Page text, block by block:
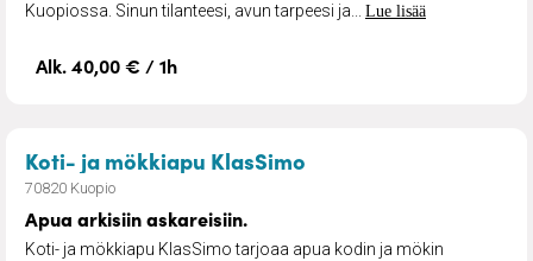
Kuopiossa. Sinun tilanteesi, avun tarpeesi ja... Lue lisää
Alk. 40,00 € / 1h
Koti- ja mökkiapu KlasSimo
70820 Kuopio
Apua arkisiin askareisiin.
Koti- ja mökkiapu KlasSimo tarjoaa apua kodin ja mökin